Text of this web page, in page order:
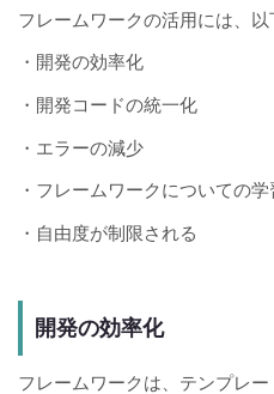
フレームワークの活用には、以
・開発の効率化
・開発コードの統一化
・エラーの減少
・フレームワークについての
・自由度が制限される
開発の効率化
フレームワークは、テンプレ